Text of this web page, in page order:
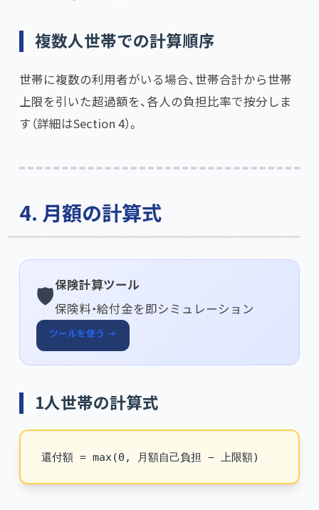
複数人世帯での計算順序
世帯に複数の利用者がいる場合、世帯合計から世帯
上限を引いた超過額を、各人の負担比率で按分しま
す（詳細はSection 4）。
4. 月額の計算式
🛡️
保険計算ツール
保険料・給付金を即シミュレーション
ツールを使う →
1人世帯の計算式